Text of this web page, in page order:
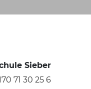
Sieber
71 30 25 6